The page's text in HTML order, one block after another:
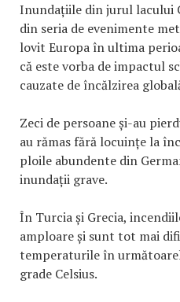
Inundațiile din jurul lacului
din seria de evenimente
lovit Europa în ultima
că este vorba de impactul
cauzate de încălzirea
Zeci de persoane și-au
au rămas fără locuințe la
ploile abundente din
inundații grave.
În Turcia și Grecia,
amploare și sunt tot mai
temperaturile în
grade Celsius.